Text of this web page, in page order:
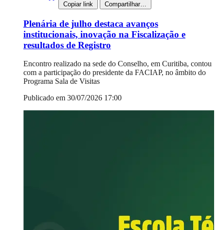
Copiar link Compartilhar…
Plenária de julho destaca avanços
institucionais, inovação na Fiscalização e
resultados de Registro
Encontro realizado na sede do Conselho, em Curitiba, contou
com a participação do presidente da FACIAP, no âmbito do
Programa Sala de Visitas
Publicado em 30/07/2026 17:00